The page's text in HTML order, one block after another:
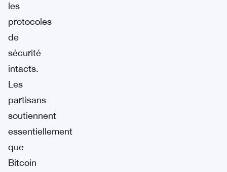
les
protocoles
de
sécurité
intacts.
Les
partisans
soutiennent
essentiellement
que
Bitcoin